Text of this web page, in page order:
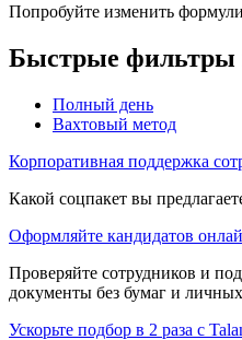
Попробуйте изменить
Быстрые фильтры
Полный день
Вахтовый метод
Корпоративная поддержка
Какой соцпакет вы
Оформляйте кандидатов
Проверяйте сотрудников и
документы без бумаг и
Ускорьте подбор в 2 раза с